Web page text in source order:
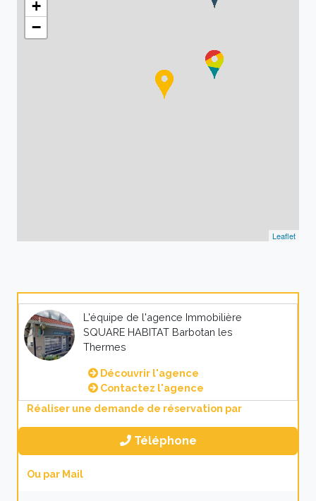
+
−
Leaflet
L'équipe de l'agence Immobilière
SQUARE HABITAT Barbotan les
Thermes
Découvrir l'agence
Contactez l'agence
Réaliser une demande de réservation par
Téléphone
Ou par Mail